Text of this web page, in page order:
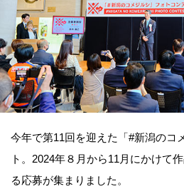
今年で第11回を迎えた「#新潟のコ
ト。2024年８月から11月にかけて
る応募が集まりました。